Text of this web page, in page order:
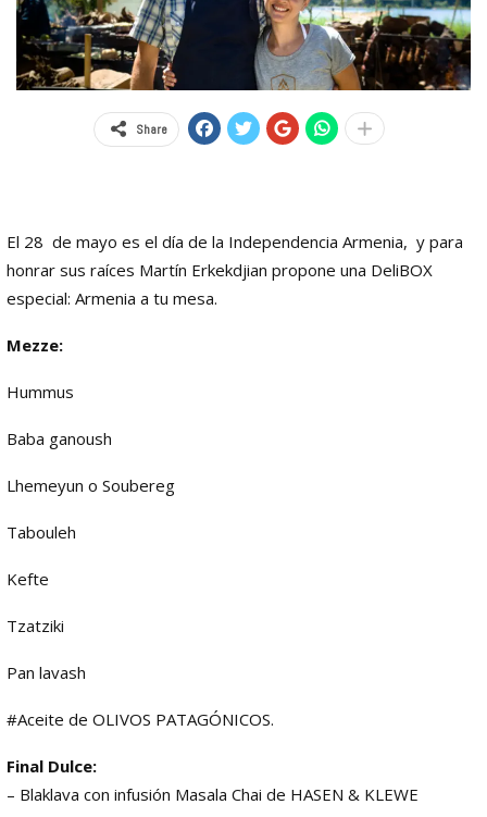
Share
El 28 de mayo es el día de la Independencia Armenia, y para
honrar sus raíces Martín Erkekdjian propone una DeliBOX
especial: Armenia a tu mesa.
Mezze:
Hummus
Baba ganoush
Lhemeyun o Soubereg
Tabouleh
Kefte
Tzatziki
Pan lavash
#Aceite de OLIVOS PATAGÓNICOS.
Final Dulce:
– Blaklava con infusión Masala Chai de HASEN & KLEWE